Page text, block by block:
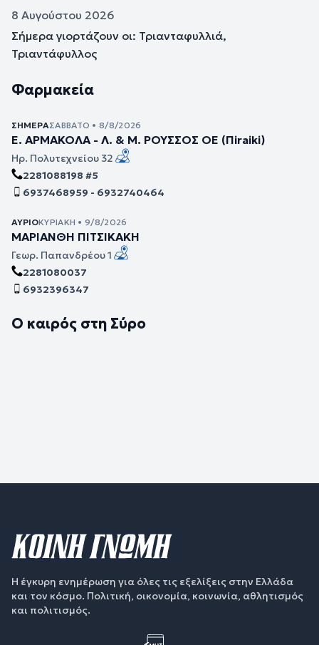
8 Αυγούστου 2026
Σήμερα γιορτάζουν οι: Τριανταφυλλιά,
Τριαντάφυλλος
Φαρμακεία
ΣΉΜΕΡΑΣΆΒΒΑΤΟ • 8/8/2026
Ε. ΑΡΜΑΚΟΛΑ - Λ. & Μ. ΡΟΥΣΣΟΣ ΟΕ (Πiraiki)
Ηρ. Πολυτεχνείου 32
2281088198 #5
6937468959 - 6932740464
ΑΎΡΙΟΚΥΡΙΑΚΉ • 9/8/2026
ΜΑΡΙΑΝΘΗ ΠΙΤΣΙΚΑΚΗ
Γεωρ. Παπανδρέου 1
2281080037
6932396347
Ο καιρός στη Σύρο
Η έγκυρη ενημέρωση για όλες τις εξελίξεις στην Ελλάδα
και τον κόσμο. Πολιτική, οικονομία, κοινωνία, αθλητισμός
και πολιτισμός.